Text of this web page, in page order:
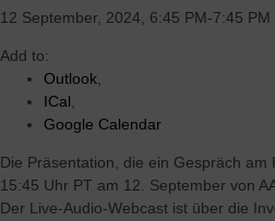
Überlegene Gewinnmarge und
Hochinnovative und skalierbare
Antriebstechnologien, die das
mehrere Regionen, Kunden und
12 September, 2024, 6:45 PM-7:45 PM
Add to:
Outlook
ICal
Google Calendar
Die Präsentation, die ein Gespräch am
15:45 Uhr PT am 12. September von
Der Live-Audio-Webcast ist über die